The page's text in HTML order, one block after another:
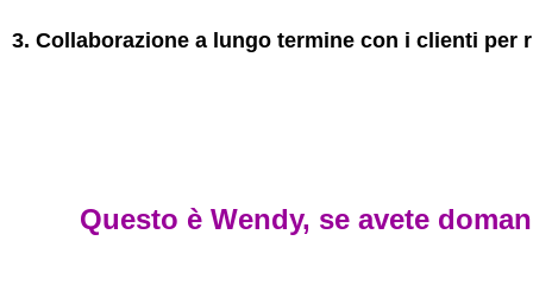
3. Collaborazione a lungo termine con i clienti per
Questo è Wendy, se avete